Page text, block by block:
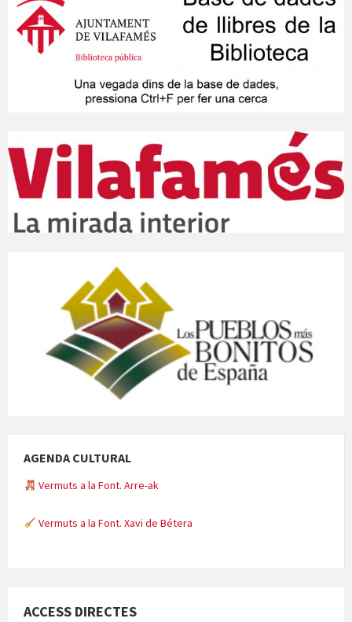
AGENDA CULTURAL
Vermuts a la Font. Arre-ak
Vermuts a la Font. Xavi de Bétera
ACCESS DIRECTES